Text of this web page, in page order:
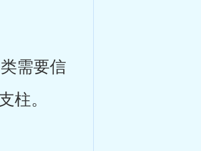
需要信
。